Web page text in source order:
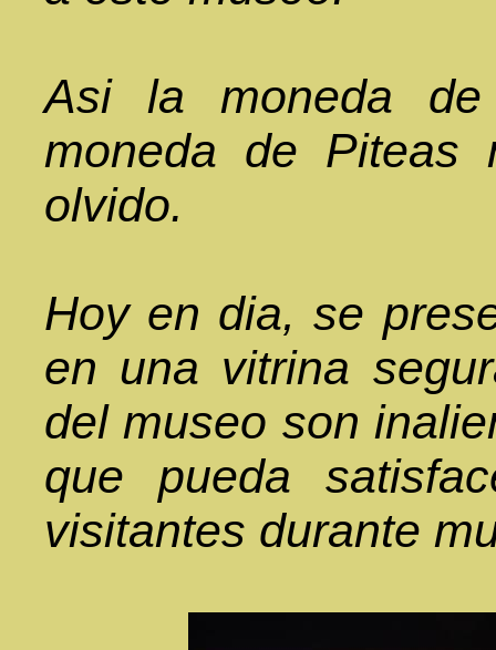
Asi la moneda
moneda de
olvido.
Hoy en dia, se
en una vitrina
del museo son
que pueda
visitantes durante